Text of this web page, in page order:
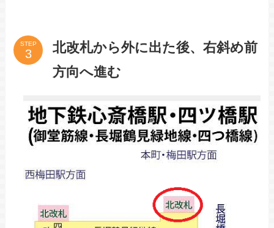
STEP
北改札から外に出た後、右斜め前
方向へ進む